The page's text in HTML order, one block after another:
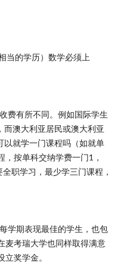
当的学历）数学必须上
费有所不同。例如国际学生
澳大利亚居民或澳大利亚
以就学一门课程吗（如就单
按单科交纳学费一门1，
职学习，最少学三门课程，
学期表现最佳的学生，也包
麦考瑞大学也同样取得满意
奖学金。